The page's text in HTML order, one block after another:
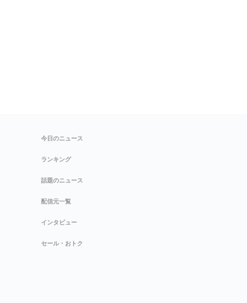
今日のニュース
ランキング
話題のニュース
配信元一覧
インタビュー
セール・おトク